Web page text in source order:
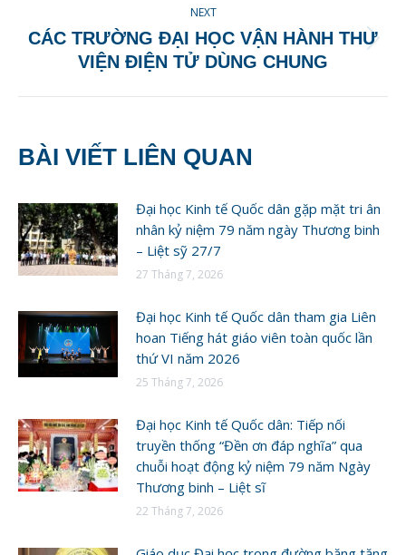
NEXT
Next
post:
CÁC TRƯỜNG ĐẠI HỌC VẬN HÀNH THƯ
VIỆN ĐIỆN TỬ DÙNG CHUNG
BÀI VIẾT LIÊN QUAN
Đại học Kinh tế Quốc dân gặp mặt tri ân
nhân kỷ niệm 79 năm ngày Thương binh
– Liệt sỹ 27/7
27 Tháng 7, 2026
Đại học Kinh tế Quốc dân tham gia Liên
hoan Tiếng hát giáo viên toàn quốc lần
thứ VI năm 2026
25 Tháng 7, 2026
Đại học Kinh tế Quốc dân: Tiếp nối
truyền thống “Đền ơn đáp nghĩa” qua
chuỗi hoạt động kỷ niệm 79 năm Ngày
Thương binh – Liệt sĩ
22 Tháng 7, 2026